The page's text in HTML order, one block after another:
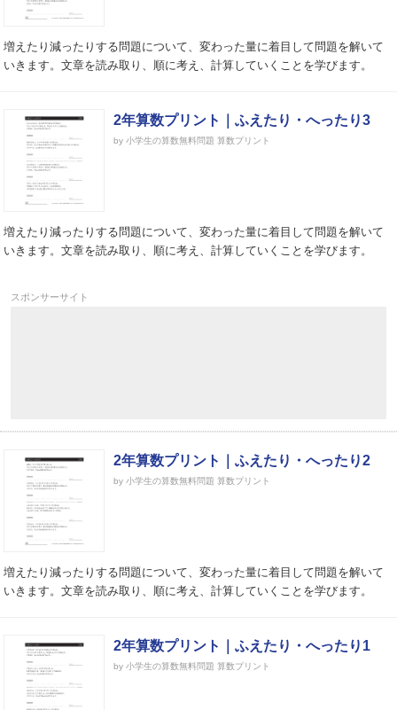
増えたり減ったりする問題について、変わった量に着目して問題を解いて
いきます。文章を読み取り、順に考え、計算していくことを学びます。
2年算数プリント｜ふえたり・へったり3
by 小学生の算数無料問題 算数プリント
増えたり減ったりする問題について、変わった量に着目して問題を解いて
いきます。文章を読み取り、順に考え、計算していくことを学びます。
スポンサーサイト
2年算数プリント｜ふえたり・へったり2
by 小学生の算数無料問題 算数プリント
増えたり減ったりする問題について、変わった量に着目して問題を解いて
いきます。文章を読み取り、順に考え、計算していくことを学びます。
2年算数プリント｜ふえたり・へったり1
by 小学生の算数無料問題 算数プリント